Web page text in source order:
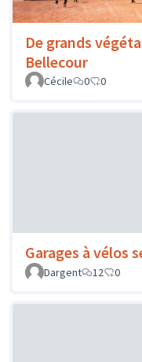
De grands
Bellecour
Cécile
0 0
Garages à vélos
Dargent
12 0